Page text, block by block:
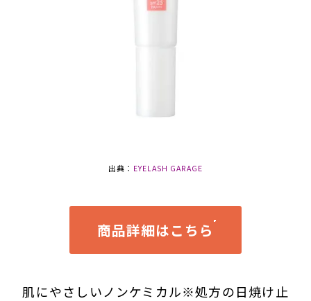
出典： EYELASH GARAGE
商品詳細はこちら
肌にやさしいノンケミカル※処方の日焼け止